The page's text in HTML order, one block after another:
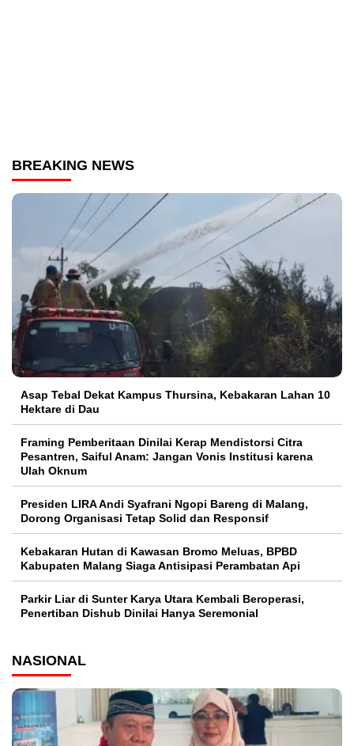
BREAKING NEWS
Asap Tebal Dekat Kampus Thursina, Kebakaran Lahan 10
Hektare di Dau
Framing Pemberitaan Dinilai Kerap Mendistorsi Citra
Pesantren, Saiful Anam: Jangan Vonis Institusi karena
Ulah Oknum
Presiden LIRA Andi Syafrani Ngopi Bareng di Malang,
Dorong Organisasi Tetap Solid dan Responsif
Kebakaran Hutan di Kawasan Bromo Meluas, BPBD
Kabupaten Malang Siaga Antisipasi Perambatan Api
Parkir Liar di Sunter Karya Utara Kembali Beroperasi,
Penertiban Dishub Dinilai Hanya Seremonial
NASIONAL